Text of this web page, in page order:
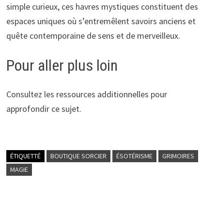
simple curieux, ces havres mystiques constituent des
espaces uniques où s’entremêlent savoirs anciens et
quête contemporaine de sens et de merveilleux.
Pour aller plus loin
Consultez les ressources additionnelles pour
approfondir ce sujet.
ÉTIQUETTÉ BOUTIQUE SORCIER ÉSOTÉRISME
GRIMOIRES
MAGIE